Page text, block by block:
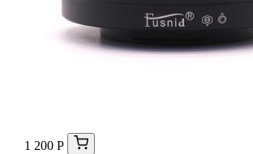
1 200 Р